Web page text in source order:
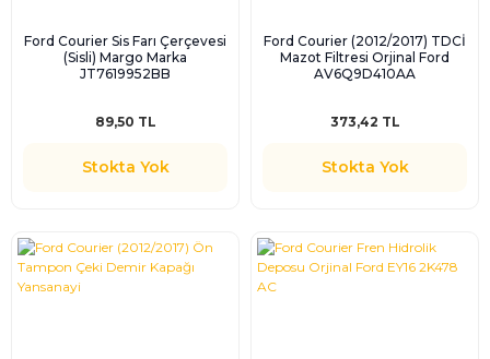
Ford Courier Sis Farı Çerçevesi
(Sisli) Margo Marka
JT7619952BB
89,50 TL
Stokta Yok
Ford Courier (2012/2017) TDCİ
Mazot Filtresi Orjinal Ford
AV6Q9D410AA
373,42 TL
Stokta Yok